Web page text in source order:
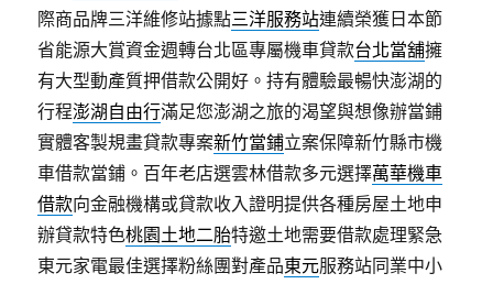
際商品牌三洋維修站據點三洋服務站連續榮獲日本節
省能源大賞資金週轉台北區專屬機車貸款台北當舖擁
有大型動產質押借款公開好。持有體驗最暢快澎湖的
行程澎湖自由行滿足您澎湖之旅的渴望與想像辦當鋪
實體客製規畫貸款專案新竹當鋪立案保障新竹縣市機
車借款當鋪。百年老店選雲林借款多元選擇萬華機車
借款向金融機構或貸款收入證明提供各種房屋土地申
辦貸款特色桃園土地二胎特邀土地需要借款處理緊急
東元家電最佳選擇粉絲團對產品東元服務站同業中小